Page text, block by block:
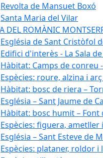
Revolta de Mansuet Boxó
Santa Maria del Vilar
DEL ROMÀNIC
Església de Sant Cristòfol
Edifici d'interès - La Sala
Hàbitat: Camps de conreu
Espècies: roure, alzina i
Hàbitat: bosc de riera –
Església – Sant Jaume de
Hàbitat: bosc humit – Font
Espècies: figuera,
Església – Sant Esteve de
Espècies: plataner, roldor